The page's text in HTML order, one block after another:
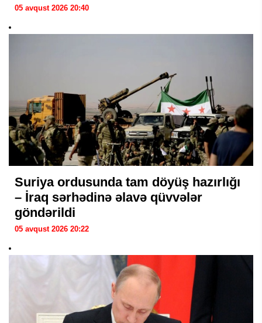
05 avqust 2026 20:40
Suriya ordusunda tam döyüş hazırlığı
– İraq sərhədinə əlavə qüvvələr
göndərildi
05 avqust 2026 20:22